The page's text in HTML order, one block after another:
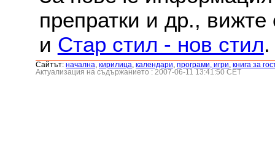
препратки и др.,
и Стар стил - нов стил.
Сайтът: началнa кирилица календари програми, игри книга за
Актуализация на съдържанието : 2007-06-11 13:41:50 CET